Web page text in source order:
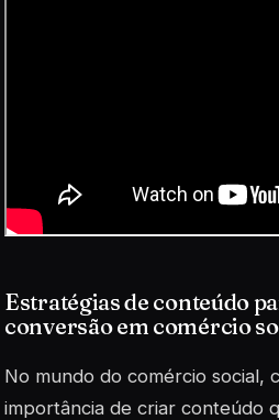
Estratégias de conteúdo
conversão em comércio
No mundo do comércio social,
importância de criar conteúdo